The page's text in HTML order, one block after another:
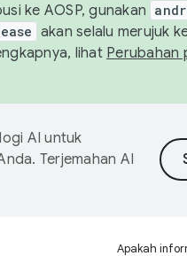
ke AOSP, gunakan
akan selalu merujuk
lihat Perubahan
AI untuk
Terjemahan AI
Apakah